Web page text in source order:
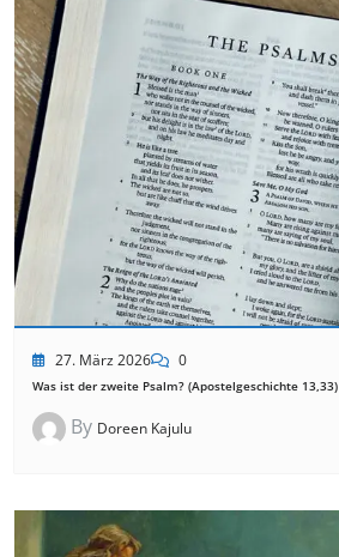
27. März 2026 0
Was ist der zweite Psalm? (Apostelgeschichte 13,33)
By Doreen Kajulu